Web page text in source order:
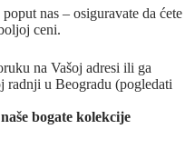
nas – osiguravate da ćete
ceni.
na Vašoj adresi ili ga
radnji u Beogradu (pogledati
bogate kolekcije